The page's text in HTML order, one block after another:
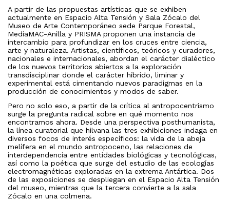
A partir de las propuestas artísticas que se exhiben
actualmente en Espacio Alta Tensión y Sala Zócalo del
Museo de Arte Contemporáneo sede Parque Forestal,
MediaMAC-Anilla y PRISMA proponen una instancia de
intercambio para profundizar en los cruces entre ciencia,
arte y naturaleza. Artistas, científicos, teóricos y curadores,
nacionales e internacionales, abordan el carácter dialéctico
de los nuevos territorios abiertos a la exploración
transdisciplinar donde el carácter híbrido, liminar y
experimental está cimentando nuevos paradigmas en la
producción de conocimientos y modos de saber.
Pero no solo eso, a partir de la crítica al antropocentrismo
surge la pregunta radical sobre en qué momento nos
encontramos ahora. Desde una perspectiva posthumanista,
la línea curatorial que hilvana las tres exhibiciones indaga en
diversos focos de interés específicos: la vida de la abeja
melífera en el mundo antropoceno, las relaciones de
interdependencia entre entidades biológicas y tecnológicas,
así como la poética que surge del estudio de las ecologías
electromagnéticas exploradas en la extrema Antártica. Dos
de las exposiciones se despliegan en el Espacio Alta Tensión
del museo, mientras que la tercera convierte a la sala
Zócalo en una colmena.